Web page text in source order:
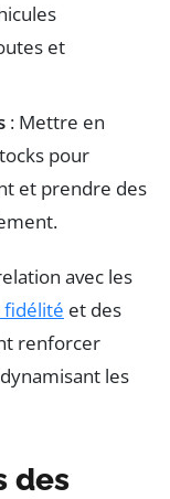
et
: Mettre en
pour
et prendre des
avec les
fidélité et des
renforcer
les
des